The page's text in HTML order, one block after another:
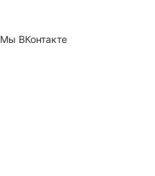
Мы ВКонтакте